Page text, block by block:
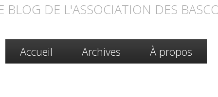
BLOG DE L'ASSOCIATION DES
Accueil Archives À propos